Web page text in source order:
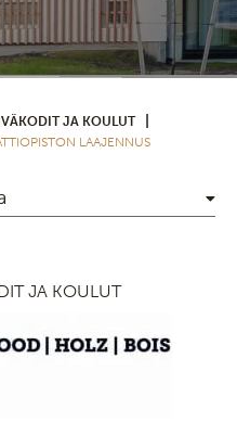
JA KOULUT
LAAJENNUS
JA KOULUT